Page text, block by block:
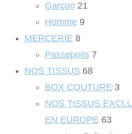
Garçon 21
Homme 9
MERCERIE 8
Passepoils 7
NOS TISSUS 68
BOX COUTURE 3
NOS TISSUS
EN EUROPE 63